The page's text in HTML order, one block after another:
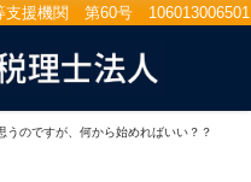
支援機関 第60号 106013006501
うのですが、何から始めればいい？？